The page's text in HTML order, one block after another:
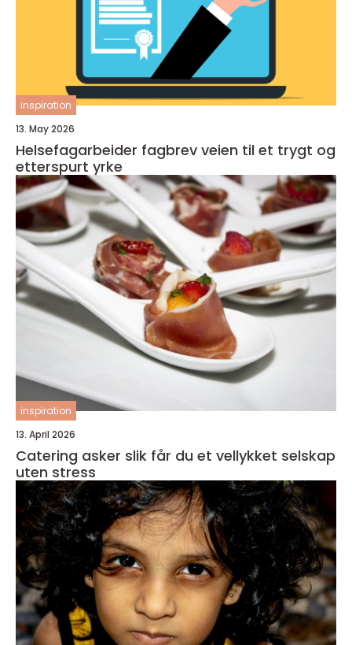
inspiration
13. May 2026
Helsefagarbeider fagbrev veien til et trygt og
etterspurt yrke
inspiration
13. April 2026
Catering asker slik får du et vellykket selskap
uten stress